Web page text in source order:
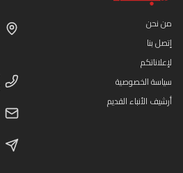
من نحن
إتصل بنا
لإعلاناتكم
سياسة الخصوصية
أرشيف الأنباء القديم